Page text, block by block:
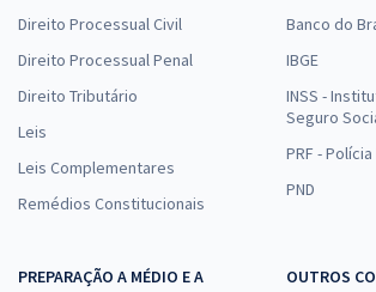
Direito Processual Civil
Direito Processual Penal
Direito Tributário
Leis
Leis Complementares
Remédios Constitucionais
Banco do
IBGE
INSS -
Seguro
PRF -
PND
PREPARAÇÃO A MÉDIO E A
OUTROS